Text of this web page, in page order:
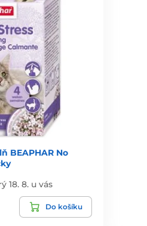
BEAPHAR No
18. 8. u vás
Do košíku